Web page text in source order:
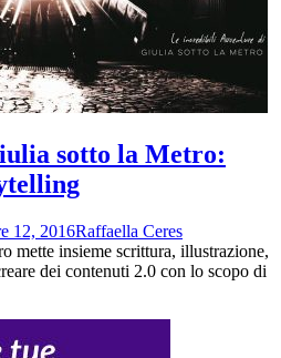
sotto la Metro:
12, 2016Raffaella Ceres
mette insieme scrittura, illustrazione,
dei contenuti 2.0 con lo scopo di